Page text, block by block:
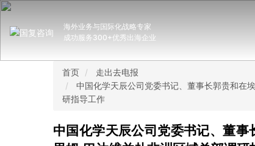
海外业务与国际化战略专家
成功服务300+优秀出海企业
首页
走出去电报
中国化学天辰公司党委书记、董事长郭贵和在
研指导工作
中国化学天辰公司党委书记、董